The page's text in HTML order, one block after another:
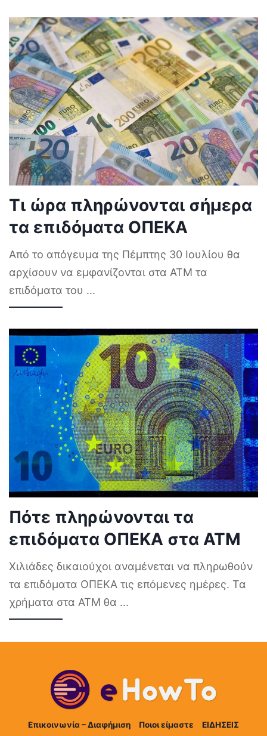
Τι ώρα πληρώνονται σήμερα
τα επιδόματα ΟΠΕΚΑ
Από το απόγευμα της Πέμπτης 30 Ιουλίου θα
αρχίσουν να εμφανίζονται στα ΑΤΜ τα
επιδόματα του ...
Πότε πληρώνονται τα
επιδόματα ΟΠΕΚΑ στα ΑΤΜ
Χιλιάδες δικαιούχοι αναμένεται να πληρωθούν
τα επιδόματα ΟΠΕΚΑ τις επόμενες ημέρες. Τα
χρήματα στα ΑΤΜ θα ...
Επικοινωνία – Διαφήμιση Ποιοι είμαστε
ΕΙΔΗΣΕΙΣ